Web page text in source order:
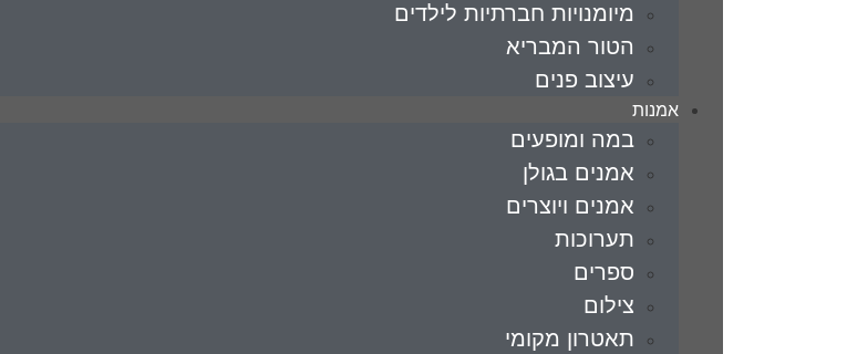
מיומנויות חברתיות לילדים
הטור המבריא
עיצוב פנים
אמנות
במה ומופעים
אמנים בגולן
אמנים ויוצרים
תערוכות
ספרים
צילום
תאטרון מקומי